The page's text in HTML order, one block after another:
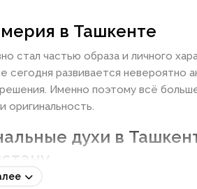
в Ташкенте
стал частью образа и личного
сегодня развивается невероятно
Именно поэтому всё
оригинальность.
духи в
ритм жизни диктует новые